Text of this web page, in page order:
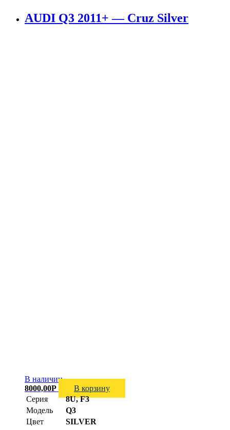
AUDI Q3 2011+ — Cruz Silver
В наличии
8000,00Р
В корзину
Серия
8U, F3
Модель
Q3
Цвет
SILVER